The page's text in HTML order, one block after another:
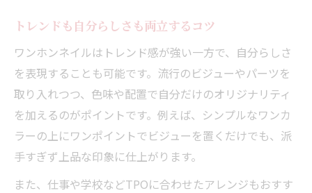
トレンドも自分らしさも両立するコツ
ワンホンネイルはトレンド感が強い一方で、自分らしさ
を表現することも可能です。流行のビジューやパーツを
取り入れつつ、色味や配置で自分だけのオリジナリティ
を加えるのがポイントです。例えば、シンプルなワンカ
ラーの上にワンポイントでビジューを置くだけでも、派
手すぎず上品な印象に仕上がります。
また、仕事や学校などTPOに合わせたアレンジもおすす